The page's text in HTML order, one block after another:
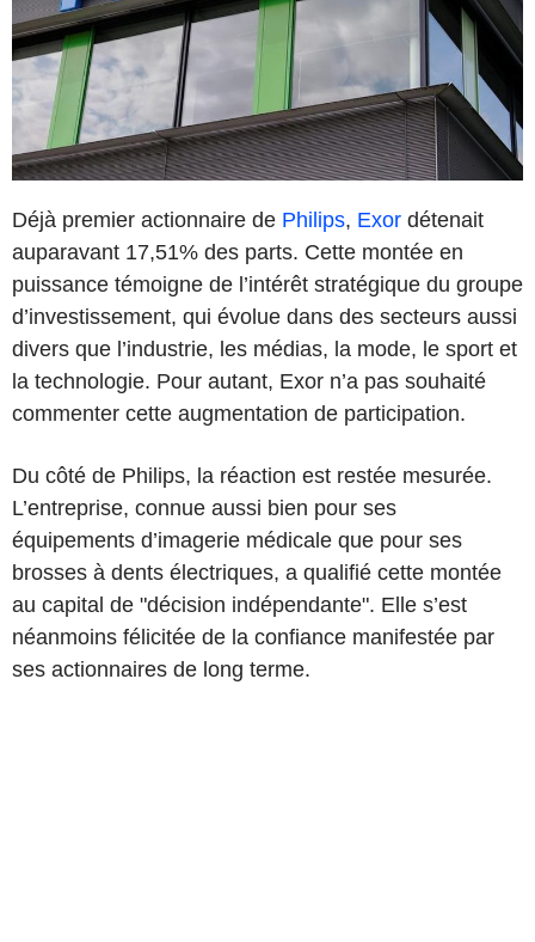
Déjà premier actionnaire de Philips, Exor détenait
auparavant 17,51% des parts. Cette montée en
puissance témoigne de l’intérêt stratégique du groupe
d’investissement, qui évolue dans des secteurs aussi
divers que l’industrie, les médias, la mode, le sport et
la technologie. Pour autant, Exor n’a pas souhaité
commenter cette augmentation de participation.
Du côté de Philips, la réaction est restée mesurée.
L’entreprise, connue aussi bien pour ses
équipements d’imagerie médicale que pour ses
brosses à dents électriques, a qualifié cette montée
au capital de "décision indépendante". Elle s’est
néanmoins félicitée de la confiance manifestée par
ses actionnaires de long terme.